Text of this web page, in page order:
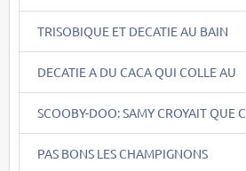
TRISOBIQUE ET DECATIE AU BAIN
DECATIE A DU CACA QUI COLLE AU
SCOOBY-DOO: SAMY CROYAIT QUE C
PAS BONS LES CHAMPIGNONS